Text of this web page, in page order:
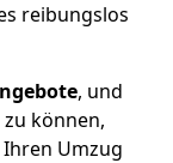
reibungslos
, und
können,
Umzug